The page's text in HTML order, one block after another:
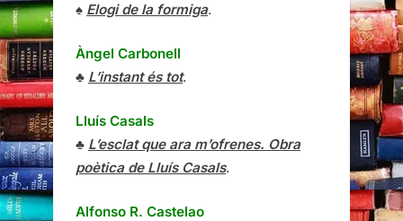
♠ Elogi de la formiga.
Àngel Carbonell
♣ L’instant és tot.
Lluís Casals
♣ L’esclat que ara m’ofrenes. Obra
poètica de Lluís Casals.
Alfonso R. Castelao